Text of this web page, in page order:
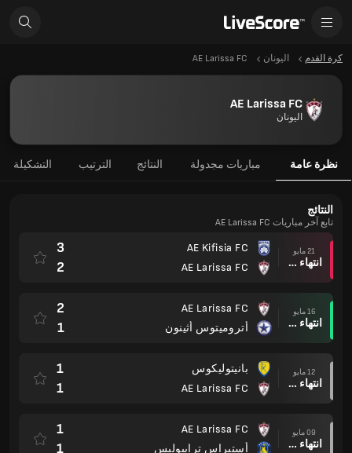
كرة القدم اليونان AE Larissa FC
AE Larissa FC
اليونان
نظرة عامة مباريات مجدولة النتائج الترتيب التشكيلة
النتائج
تابع آخر مباريات AE Larissa FC
21 مايو
انتهاء وقت المباراة
AE Kifisia FC
AE Larissa FC
3
2
16 مايو
انتهاء وقت المباراة
AE Larissa FC
أتروميتوس أثينون
2
1
12 مايو
انتهاء وقت المباراة
بانيتوليكوس
AE Larissa FC
1
1
09 مايو
انتهاء وقت المباراة
AE Larissa FC
أستيراس ترايبوليس
1
1